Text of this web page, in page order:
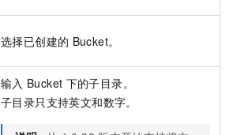
选择已创建的 Bucket。
输入 Bucket 下的子目录。
子目录只支持英文和数字。